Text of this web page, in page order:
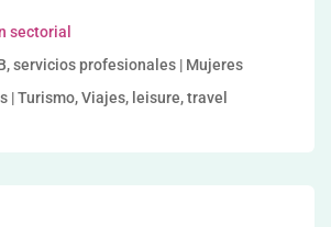
sectorial
servicios profesionales | Mujeres
| Turismo, Viajes, leisure, travel